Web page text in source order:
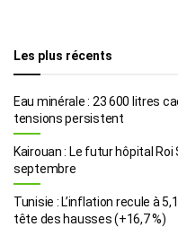
Les plus récents
Eau minérale : 23 600 litres
tensions persistent
Kairouan : Le futur hôpital
septembre
Tunisie : L’inflation recule à
tête des hausses (+16,7 %)